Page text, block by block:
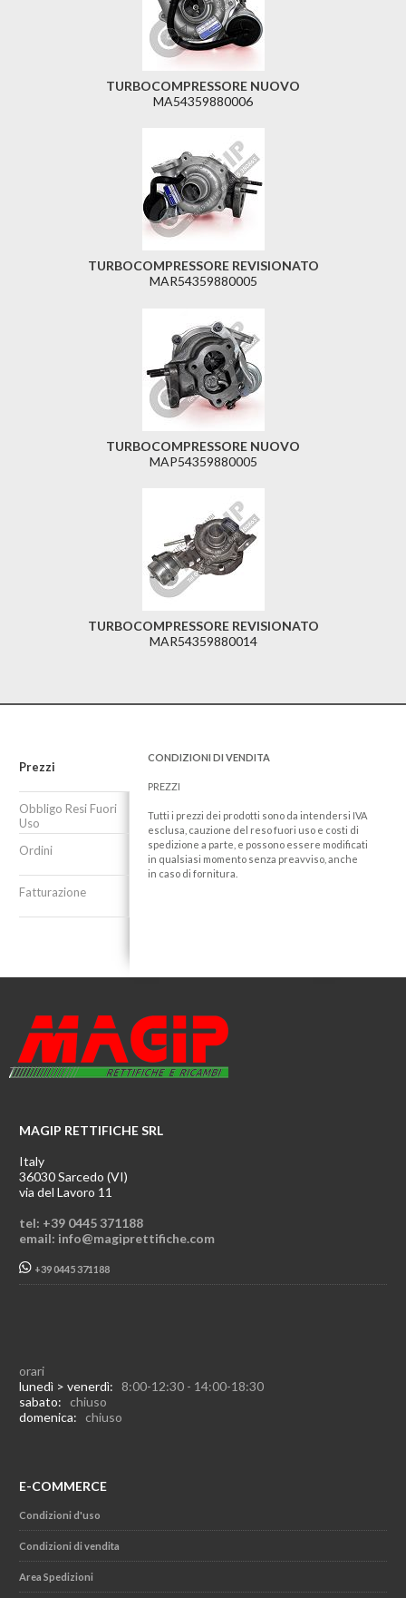
TURBOCOMPRESSORE NUOVO
MA54359880006
TURBOCOMPRESSORE REVISIONATO
MAR54359880005
TURBOCOMPRESSORE NUOVO
MAP54359880005
TURBOCOMPRESSORE REVISIONATO
MAR54359880014
Prezzi
Obbligo Resi Fuori
Uso
Ordini
Fatturazione
CONDIZIONI DI VENDITA
PREZZI
Tutti i prezzi dei prodotti sono da intendersi IVA
esclusa, cauzione del reso fuori uso e costi di
spedizione a parte, e possono essere modificati
in qualsiasi momento senza preavviso, anche
in caso di fornitura.
MAGIP RETTIFICHE SRL
Italy
36030 Sarcedo (VI)
via del Lavoro 11
tel: +39 0445 371188
email: info@magiprettifiche.com
+39 0445 371188
orari
lunedì > venerdì: 8:00-12:30 - 14:00-18:30
sabato: chiuso
domenica: chiuso
E-COMMERCE
Condizioni d'uso
Condizioni di vendita
Area Spedizioni